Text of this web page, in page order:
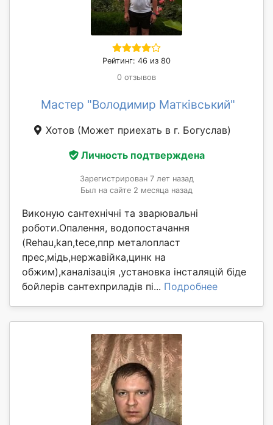
Рейтинг: 46 из 80
0 отзывов
Мастер "Володимир Матківський"
Хотов (Может приехать в г. Богуслав)
Личность подтверждена
Зарегистрирован 7 лет назад
Был на сайте 2 месяца назад
Виконую сантехнічні та зварювальні
роботи.Опалення, водопостачання
(Rehau,kan,tece,ппр металопласт
прес,мідь,нержавійка,цинк на
обжим),каналізація ,установка інсталяцій біде
бойлерів сантехприладів пі... Подробнее